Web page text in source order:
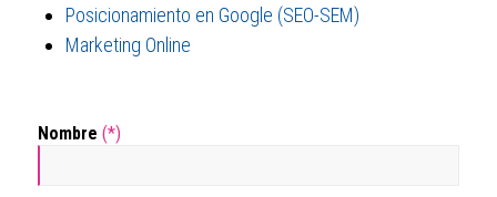
Posicionamiento en Google (SEO-SEM)
Marketing Online
Nombre (*)